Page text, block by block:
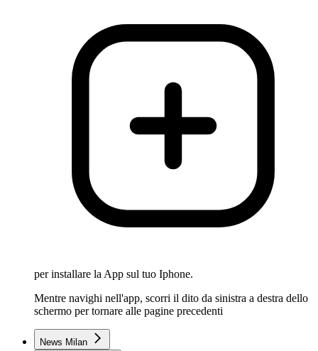
per installare la App sul tuo Iphone.
Mentre navighi nell'app, scorri il dito da sinistra a destra dello
schermo per tornare alle pagine precedenti
News Milan